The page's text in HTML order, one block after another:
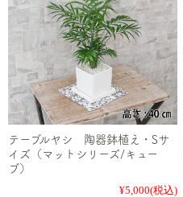
テーブルヤシ 陶器鉢植え・Sサ
イズ（マットシリーズ/キュー
ブ）
¥5,000(税込)